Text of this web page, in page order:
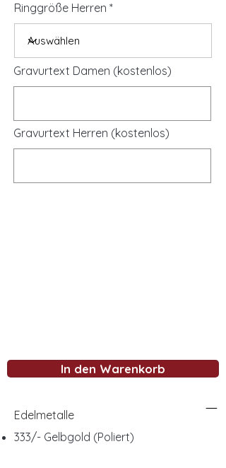
Ringgröße Herren
Gravurtext Damen (kostenlos)
Gravurtext Herren (kostenlos)
In den Warenkorb
Edelmetalle
333/- Gelbgold (Poliert)